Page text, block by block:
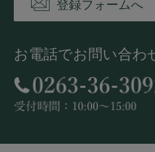
登録フォームへ
お電話でお問い合わ